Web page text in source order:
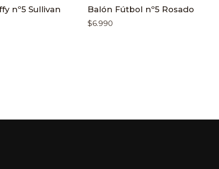
nº5 Sullivan Balón Fútbol nº5 Rosado
$6.990